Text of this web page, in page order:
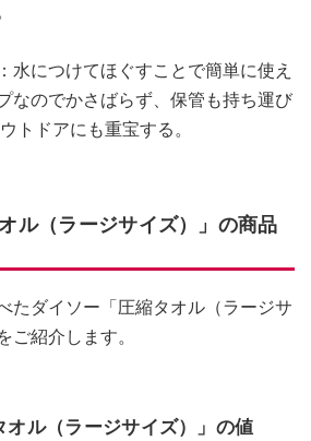
水につけてほぐすことで簡単に使え
なのでかさばらず、保管も持ち運び
トドアにも重宝する。
ル（ラージサイズ）」の商品
たダイソー「圧縮タオル（ラージサ
ご紹介します。
オル（ラージサイズ）」の値